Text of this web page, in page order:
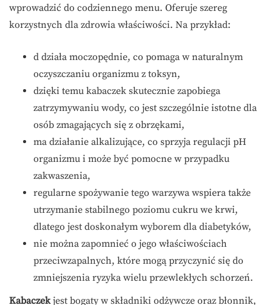
wprowadzić do codziennego menu. Oferuje szereg
korzystnych dla zdrowia właściwości. Na przykład:
d działa moczopędnie, co pomaga w naturalnym
oczyszczaniu organizmu z toksyn,
dzięki temu kabaczek skutecznie zapobiega
zatrzymywaniu wody, co jest szczególnie istotne dla
osób zmagających się z obrzękami,
ma działanie alkalizujące, co sprzyja regulacji pH
organizmu i może być pomocne w przypadku
zakwaszenia,
regularne spożywanie tego warzywa wspiera także
utrzymanie stabilnego poziomu cukru we krwi,
dlatego jest doskonałym wyborem dla diabetyków,
nie można zapomnieć o jego właściwościach
przeciwzapalnych, które mogą przyczynić się do
zmniejszenia ryzyka wielu przewlekłych schorzeń.
Kabaczekjest bogaty w składniki odżywcze oraz błonnik,